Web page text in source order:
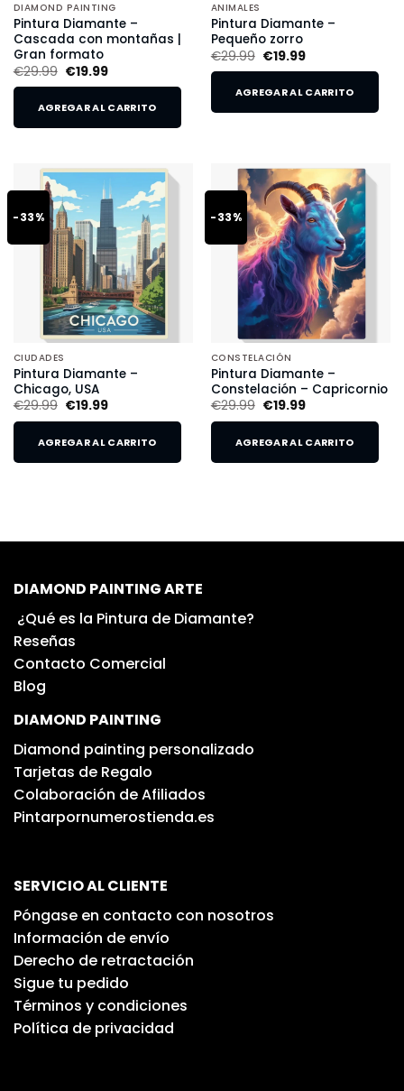
DIAMOND PAINTING
Pintura Diamante –
Cascada con montañas |
Gran formato
€29.99 €19.99
AGREGAR AL CARRITO
ANIMALES
Pintura Diamante –
Pequeño zorro
€29.99 €19.99
AGREGAR AL CARRITO
-33%
CIUDADES
Pintura Diamante –
Chicago, USA
€29.99 €19.99
AGREGAR AL CARRITO
-33%
CONSTELACIÓN
Pintura Diamante –
Constelación – Capricornio
€29.99 €19.99
AGREGAR AL CARRITO
DIAMOND PAINTING ARTE
¿Qué es la Pintura de Diamante?
Reseñas
Contacto Comercial
Blog
DIAMOND PAINTING
Diamond painting personalizado
Tarjetas de Regalo
Colaboración de Afiliados
Pintarpornumerostienda.es
SERVICIO AL CLIENTE
Póngase en contacto con nosotros
Información de envío
Derecho de retractación
Sigue tu pedido
Términos y condiciones
Política de privacidad